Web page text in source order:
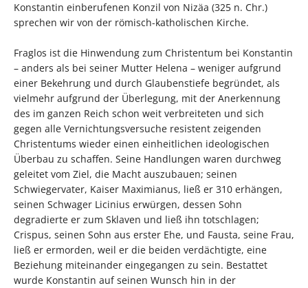
Konstantin einberufenen Konzil von Nizäa (325 n. Chr.)
sprechen wir von der römisch-katholischen Kirche.
Fraglos ist die Hinwendung zum Christentum bei Konstantin
– anders als bei seiner Mutter Helena – weniger aufgrund
einer Bekehrung und durch Glaubenstiefe begründet, als
vielmehr aufgrund der Überlegung, mit der Anerkennung
des im ganzen Reich schon weit verbreiteten und sich
gegen alle Vernichtungsversuche resistent zeigenden
Christentums wieder einen einheitlichen ideologischen
Überbau zu schaffen. Seine Handlungen waren durchweg
geleitet vom Ziel, die Macht auszubauen; seinen
Schwiegervater, Kaiser Maximianus, ließ er 310 erhängen,
seinen Schwager Licinius erwürgen, dessen Sohn
degradierte er zum Sklaven und ließ ihn totschlagen;
Crispus, seinen Sohn aus erster Ehe, und Fausta, seine Frau,
ließ er ermorden, weil er die beiden verdächtigte, eine
Beziehung miteinander eingegangen zu sein. Bestattet
wurde Konstantin auf seinen Wunsch hin in der